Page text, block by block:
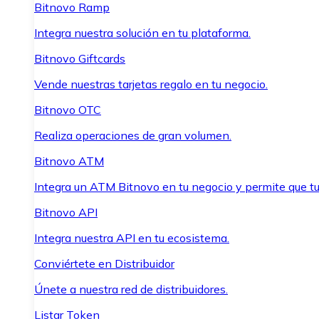
Bitnovo Ramp
Integra nuestra solución en tu plataforma.
Bitnovo Giftcards
Vende nuestras tarjetas regalo en tu negocio.
Bitnovo OTC
Realiza operaciones de gran volumen.
Bitnovo ATM
Integra un ATM Bitnovo en tu negocio y permite que
Bitnovo API
Integra nuestra API en tu ecosistema.
Conviértete en Distribuidor
Únete a nuestra red de distribuidores.
Listar Token